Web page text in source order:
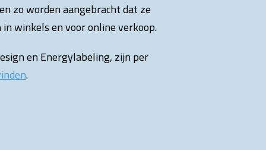
zo worden aangebracht dat ze
winkels en voor online verkoop.
en Energylabeling, zijn per
.